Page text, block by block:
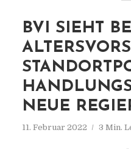
BVI SIEHT
NEUE
11. Februar 2022 3 Min.